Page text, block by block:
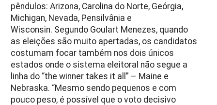
pêndulos: Arizona, Carolina do Norte, Geórgia,
Michigan, Nevada, Pensilvânia e
Wisconsin. Segundo Goulart Menezes, quando
as eleições são muito apertadas, os candidatos
costumam focar também nos dois únicos
estados onde o sistema eleitoral não segue a
linha do “the winner takes it all” – Maine e
Nebraska. “Mesmo sendo pequenos e com
pouco peso, é possível que o voto decisivo